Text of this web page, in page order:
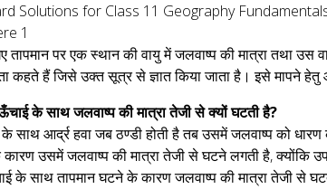
तापमान पर एक स्थान की वायु में जलवाष्प की मात्रा तथा
कहते हैं जिसे उक्त सूत्र से ज्ञात किया जाता है। इसे मापने
के साथ जलवाष्प की मात्रा तेजी से क्यों घटती है?
साथ आर्द्र हवा जब ठण्डी होती है तब उसमें जलवाष्प को
कारण उसमें जलवाष्प की मात्रा तेजी से घटने लगती है, क्योंकि
के साथ तापमान घटने के कारण जलवाष्प की मात्रा तेजी से